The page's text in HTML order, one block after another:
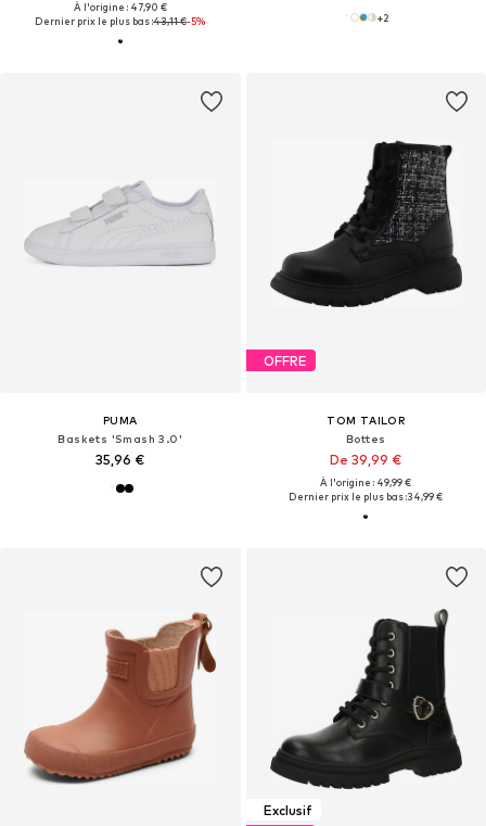
À l'origine : 47,90 €
Dernier prix le plus bas :43,11 €-5% +2
PUMA
Baskets 'Smash 3.0'
35,96 €
OFFRE
TOM TAILOR
Bottes
De 39,99 €
À l'origine : 49,99 €
Dernier prix le plus bas :34,99 €
Exclusif